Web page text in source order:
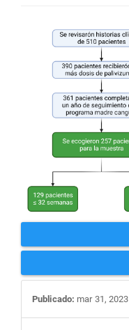
Barra
lateral
del
artículo
Publicado: mar 31, 2023